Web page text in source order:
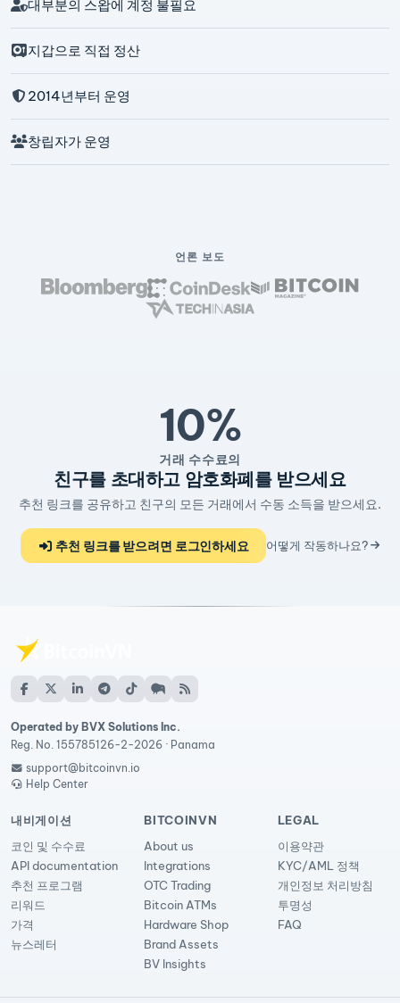
대부분의 스왑에 계정 불필요
지갑으로 직접 정산
2014년부터 운영
창립자가 운영
언론 보도
10%
거래 수수료의
친구를 초대하고 암호화폐를 받으세요
추천 링크를 공유하고 친구의 모든 거래에서 수동 소득을 받으세요.
추천 링크를 받으려면 로그인하세요 어떻게 작동하나요?
Operated by BVX Solutions Inc.
Reg. No. 155785126-2-2026 · Panama
support@bitcoinvn.io
Help Center
내비게이션
코인 및 수수료
API documentation
추천 프로그램
리워드
가격
뉴스레터
BITCOINVN
About us
Integrations
OTC Trading
Bitcoin ATMs
Hardware Shop
Brand Assets
BV Insights
LEGAL
이용약관
KYC/AML 정책
개인정보 처리방침
투명성
FAQ